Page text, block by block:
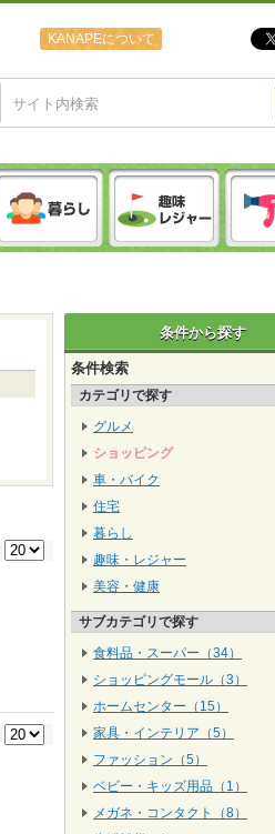
KANAPEについて
条件から探す
条件検索
カテゴリで探す
グルメ
ショッピング
車・バイク
住宅
暮らし
趣味・レジャー
美容・健康
サブカテゴリで探す
食料品・スーパー（34）
ショッピングモール（3）
ホームセンター（15）
家具・インテリア（5）
ファッション（5）
ベビー・キッズ用品（1）
メガネ・コンタクト（8）